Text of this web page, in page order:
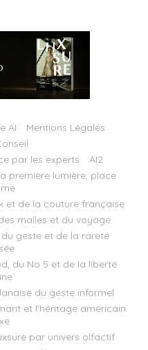
AI
Mentions Légales
par les experts
AI2
première lumière, place
et de la couture française
malles et du voyage
geste et de la rareté
du No 5 et de la liberté
du geste informel
et l’héritage américain
par univers olfactif